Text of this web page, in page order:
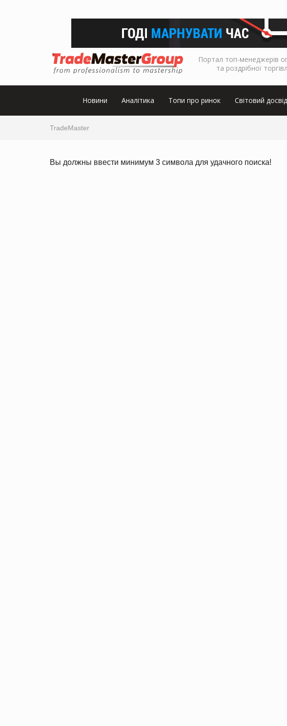
Портал топ-менеджерів
та роздрібної
Новини Аналітика Топи про ринок Світовий досвід
TradeMaster
Вы должны ввести минимум 3 символа для удачного поиска!